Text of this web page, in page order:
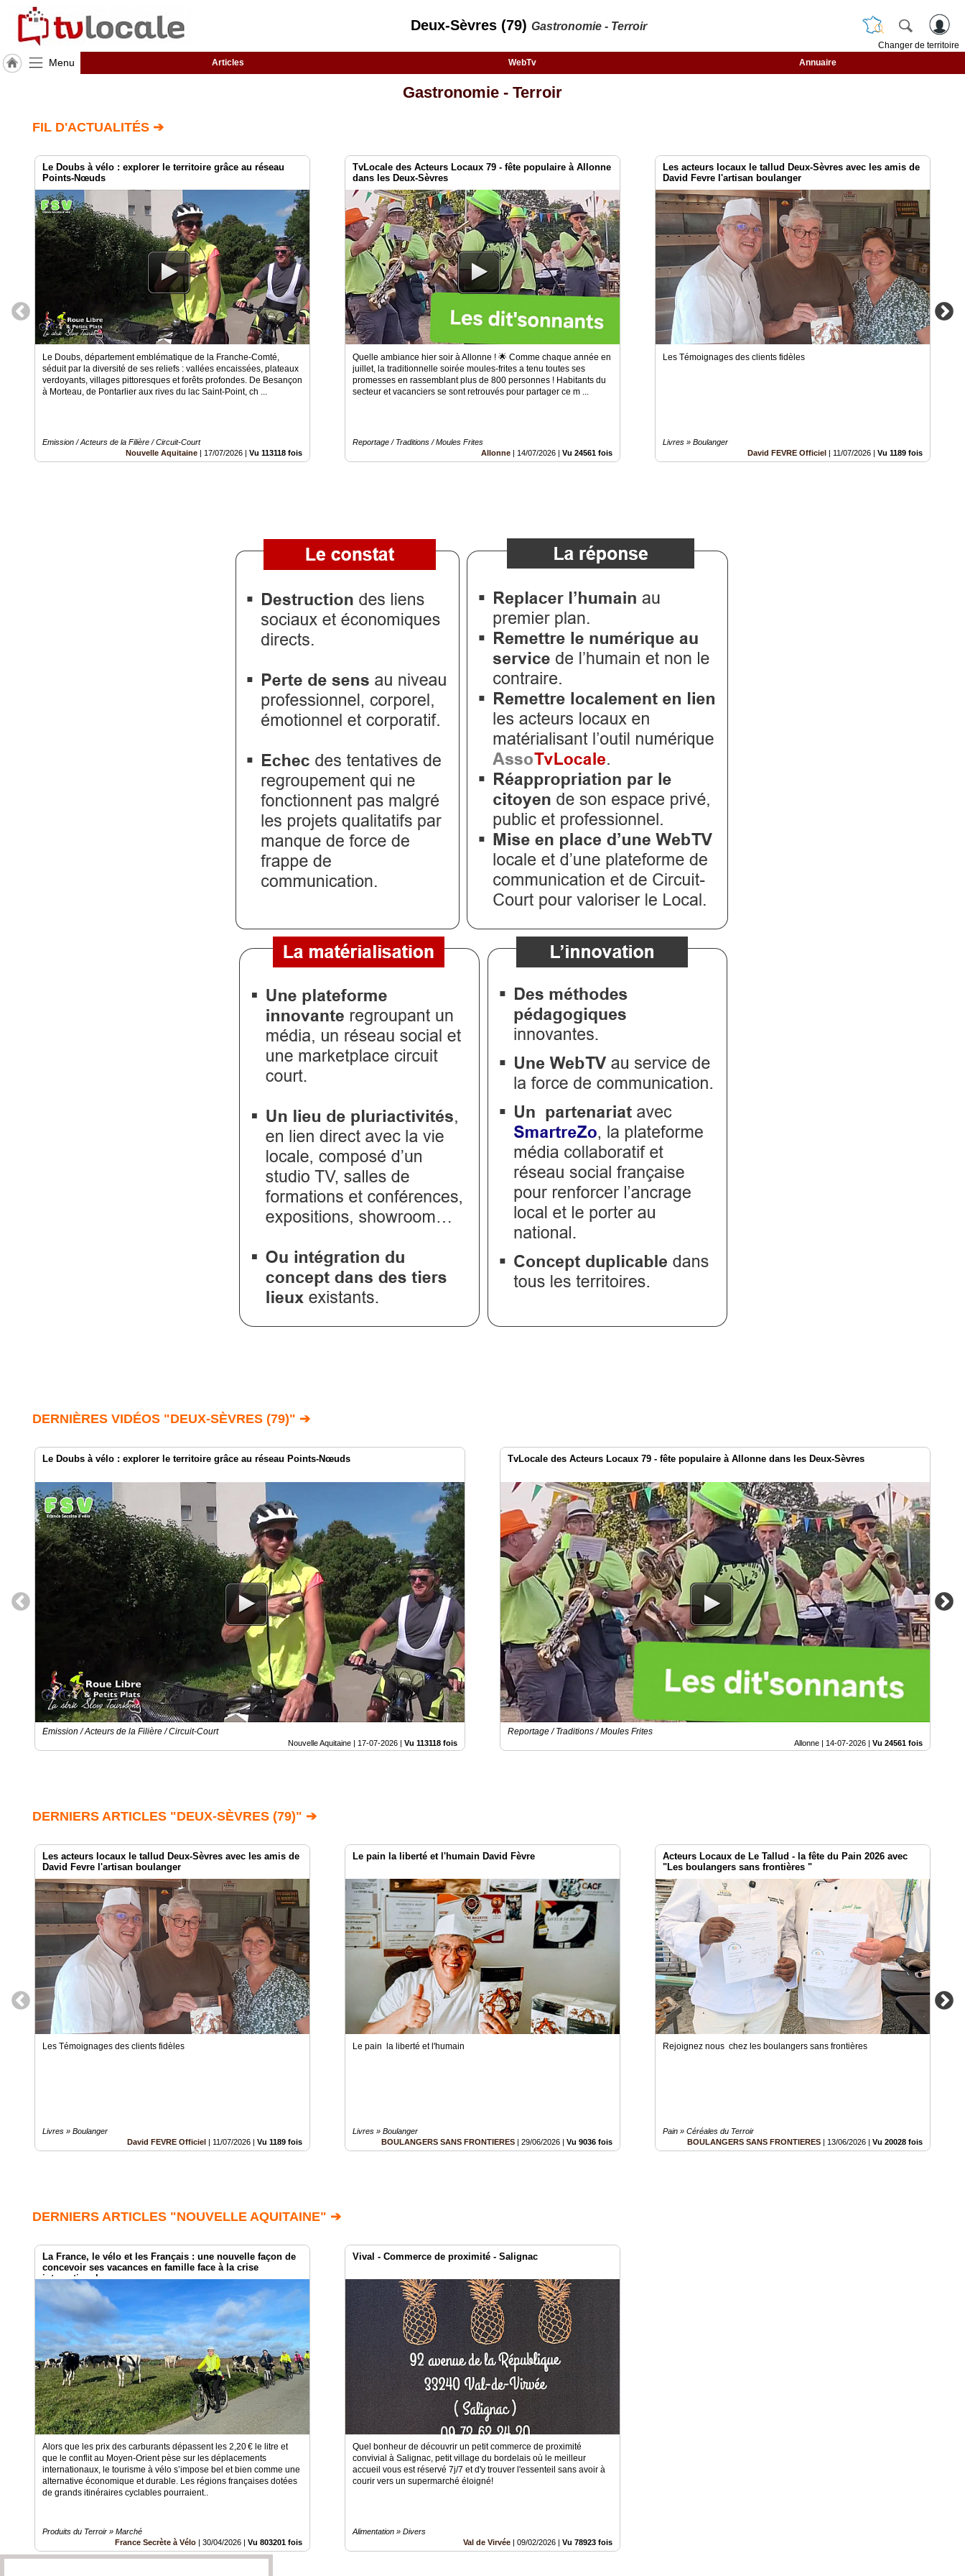
Deux-Sèvres (79) Gastronomie - Terroir
Changer de territoire
Menu Articles WebTv Annuaire
TvLocale
Agenda
Gastronomie - Terroir
FIL D'ACTUALITÉS ➔
Le Doubs à vélo : explorer le territoire grâce au réseau
Points-Nœuds
Le Doubs, département emblématique de la Franche-Comté,
séduit par la diversité de ses reliefs : vallées encaissées, plateaux
verdoyants, villages pittoresques et forêts profondes. De Besançon
à Morteau, de Pontarlier aux rives du lac Saint-Point, ch ...
Emission / Acteurs de la Filière / Circuit-Court
Nouvelle Aquitaine | 17/07/2026 | Vu 113118 fois
TvLocale des Acteurs Locaux 79 - fête populaire à Allonne
dans les Deux-Sèvres
​Quelle ambiance hier soir à Allonne ! 🌟 ​Comme chaque année en
juillet, la traditionnelle soirée moules-frites a tenu toutes ses
promesses en rassemblant plus de 800 personnes ! Habitants du
secteur et vacanciers se sont retrouvés pour partager ce m ...
Reportage / Traditions / Moules Frites
Allonne | 14/07/2026 | Vu 24561 fois
Les acteurs locaux le tallud Deux-Sèvres avec les amis de
David Fevre l'artisan boulanger
Les Témoignages des clients fidèles
Livres » Boulanger
David FEVRE Officiel | 11/07/2026 | Vu 1189 fois
DERNIÈRES VIDÉOS "DEUX-SÈVRES (79)" ➔
Le Doubs à vélo : explorer le territoire grâce au réseau Points-Nœuds
Emission / Acteurs de la Filière / Circuit-Court
Nouvelle Aquitaine | 17-07-2026 Vu 113118 fois
TvLocale des Acteurs Locaux 79 - fête populaire à Allonne dans les Deux-Sèvres
Reportage / Traditions / Moules Frites
Allonne | 14-07-2026 Vu 24561 fois
DERNIERS ARTICLES "DEUX-SÈVRES (79)" ➔
Les acteurs locaux le tallud Deux-Sèvres avec les amis de
David Fevre l'artisan boulanger
Les Témoignages des clients fidèles
Livres » Boulanger
David FEVRE Officiel
11/07/2026 Vu 1189 fois
Le pain la liberté et l'humain David Fèvre
Le pain la liberté et l'humain
Livres » Boulanger
BOULANGERS SANS FRONTIERES
29/06/2026 Vu 9036 fois
Acteurs Locaux de Le Tallud - la fête du Pain 2026 avec
"Les boulangers sans frontières "
Rejoignez nous chez les boulangers sans frontières
Pain » Céréales du Terroir
BOULANGERS SANS FRONTIERES
13/06/2026 Vu 20028 fois
DERNIERS ARTICLES "NOUVELLE AQUITAINE" ➔
La France, le vélo et les Français : une nouvelle façon de
concevoir ses vacances en famille face à la crise
internationale.
Alors que les prix des carburants dépassent les 2,20 € le litre et
que le conflit au Moyen-Orient pèse sur les déplacements
internationaux, le tourisme à vélo s’impose bel et bien comme une
alternative économique et durable. Les régions françaises dotées
de grands itinéraires cyclables pourraient..
Produits du Terroir » Marché
France Secrète à Vélo
30/04/2026 Vu 803201 fois
Vival - Commerce de proximité - Salignac
Quel bonheur de découvrir un petit commerce de proximité
convivial à Salignac, petit village du bordelais où le meilleur
accueil vous est réservé 7j/7 et d'y trouver l'essenteil sans avoir à
courir vers un supermarché éloigné!
Alimentation » Divers
Val de Virvée
09/02/2026 Vu 78923 fois